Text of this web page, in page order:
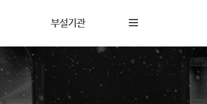
부설기관
해솔상담소